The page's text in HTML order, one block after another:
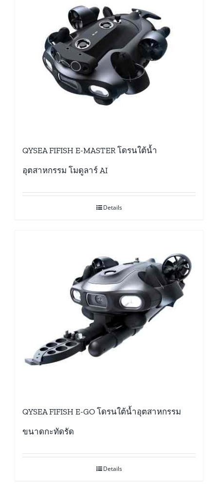
QYSEA FIFISH E-MASTER โดรนใต้น้ำ
อุตสาหกรรม โมดูลาร์ AI
Details
QYSEA FIFISH E-GO โดรนใต้น้ำอุตสาหกรรม
ขนาดกะทัดรัด
Details